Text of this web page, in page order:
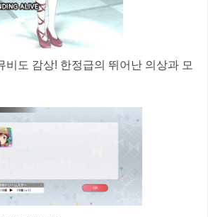
비도 감상! 한정급의 뛰어난 의상과 모